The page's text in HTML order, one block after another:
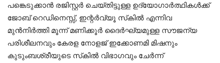
പങ്കെടുക്കാന്‍ രജിസ്റ്റര്‍ ചെയ്തിട്ടുള്ള ഉദ്യോഗാര്‍ത്ഥികള്‍ക്ക്
ജോബ് റെഡിനെസ്സ്, ഇന്റര്‍വ്യൂ സ്‌കില്‍ എന്നിവ
മുന്‍നിര്‍ത്തി മൂന്ന് മണിക്കൂര്‍ ദൈര്‍ഘ്യമുള്ള സൗജന്യ
പരിശീലനവും കേരള നോളജ് ഇക്കോണമി മിഷനും
കുടുംബശ്രീയുടെ സ്‌കില്‍ വിഭാഗവും ചേര്‍ന്ന്